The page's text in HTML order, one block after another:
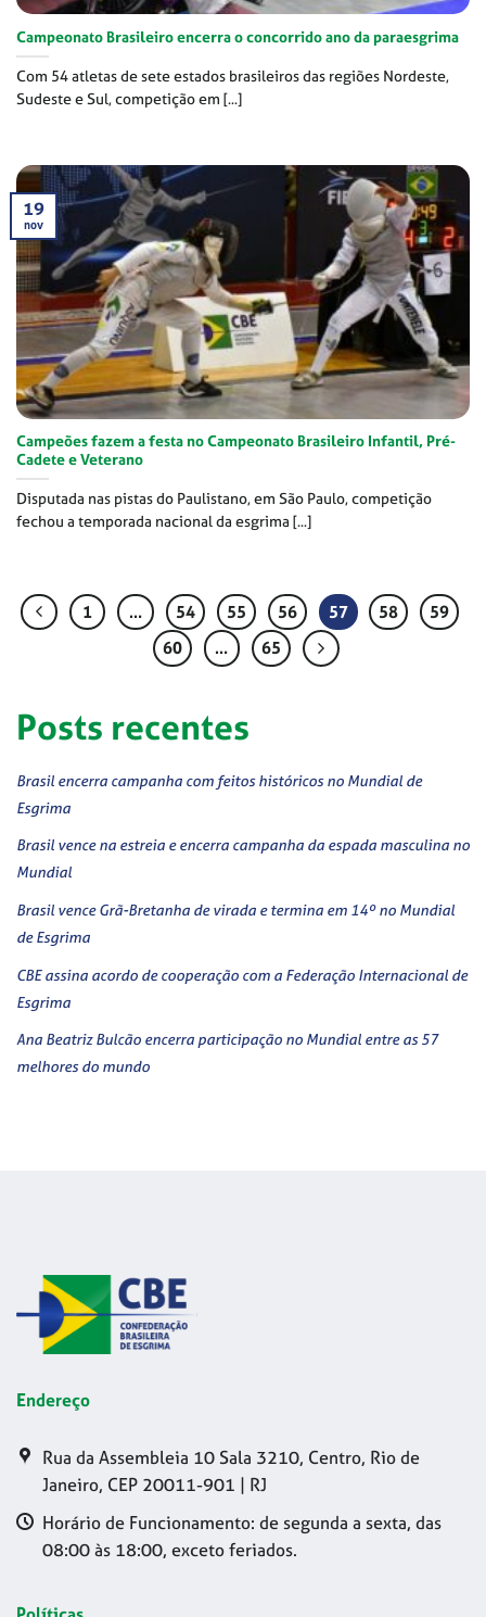
Campeonato Brasileiro encerra o concorrido ano da paraesgrima
Com 54 atletas de sete estados brasileiros das regiões Nordeste,
Sudeste e Sul, competição em [...]
Campeões fazem a festa no Campeonato Brasileiro Infantil, Pré-
Cadete e Veterano
Disputada nas pistas do Paulistano, em São Paulo, competição
fechou a temporada nacional da esgrima [...]
19
nov
1 … 54 55 56 57 58
59
60
… 65
Posts recentes
Brasil encerra campanha com feitos históricos no Mundial de
Esgrima
Brasil vence na estreia e encerra campanha da espada masculina no
Mundial
Brasil vence Grã-Bretanha de virada e termina em 14º no Mundial
de Esgrima
CBE assina acordo de cooperação com a Federação Internacional de
Esgrima
Ana Beatriz Bulcão encerra participação no Mundial entre as 57
melhores do mundo
Endereço
Rua da Assembleia 10 Sala 3210, Centro, Rio de
Janeiro, CEP 20011-901 | RJ
Horário de Funcionamento: de segunda a sexta, das
08:00 às 18:00, exceto feriados.